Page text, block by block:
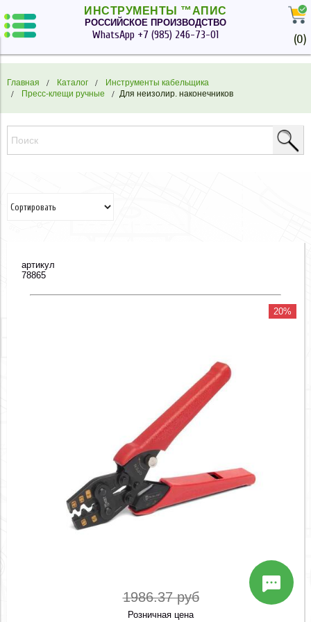
ИНСТРУМЕНТЫ ™АПИС
РОССИЙСКОЕ ПРОИЗВОДСТВО
WhatsApp +7 (985) 246-73-01 (0)
Главная Каталог
Инструменты кабельщика
Пресс-клещи ручные
Для неизолир. наконечников
артикул
78865
20%
1986.37 руб
Розничная цена